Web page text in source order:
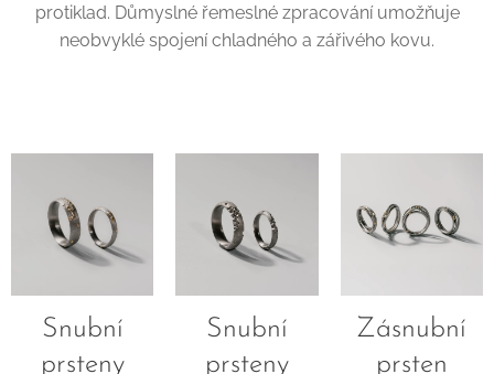
protiklad. Důmyslné řemeslné zpracování umožňuje
neobvyklé spojení chladného a zářivého kovu.
Snubní
prsteny
Snubní
prsteny
Zásnubní
prsten